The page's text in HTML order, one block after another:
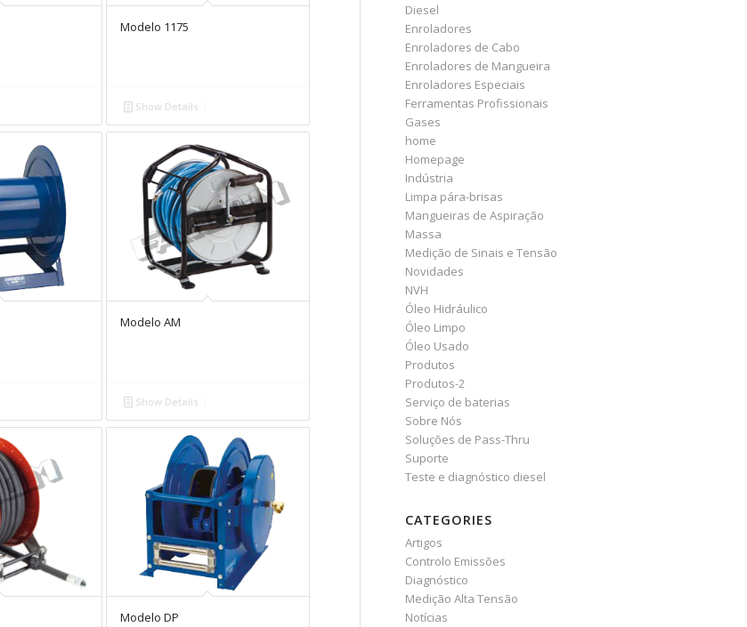
Modelo 1175
Show Details
Modelo AM
Show Details
Modelo DP
Diesel
Enroladores
Enroladores de Cabo
Enroladores de Mangueira
Enroladores Especiais
Ferramentas Profissionais
Gases
home
Homepage
Indústria
Limpa pára-brisas
Mangueiras de Aspiração
Massa
Medição de Sinais e Tensão
Novidades
NVH
Óleo Hidráulico
Óleo Limpo
Óleo Usado
Produtos
Produtos-2
Serviço de baterias
Sobre Nós
Soluções de Pass-Thru
Suporte
Teste e diagnóstico diesel
CATEGORIES
Artigos
Controlo Emissões
Diagnóstico
Medição Alta Tensão
Notícias